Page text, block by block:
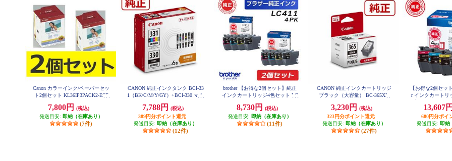
Canon カラーインク/ペーパーセッ
ト2個セット KL36IP3PACK2-ESE
7,800円
(税込)
発送目安: 即納（在庫あり）
(7件)
CANON 純正インクタンク BCI-33
1（BK/C/M/Y/GY）+BCI-330 マル
7,788円
(税込)
389円分ポイント還元
発送目安: 即納（在庫あり）
(12件)
brother 【お得な2個セット】純正
インクカートリッジ4色セット LC
8,730円
(税込)
発送目安: 即納（在庫あり）
(11件)
CANON 純正インクカートリッジ
ブラック（大容量） BC-365XL
3,230円
(税込)
323円分ポイント還元
発送目安: 即納（在庫あり）
(27件)
【お得な2個セッ
r インクカートリ
13,607円
680円分ポイ
発送目安: 即納